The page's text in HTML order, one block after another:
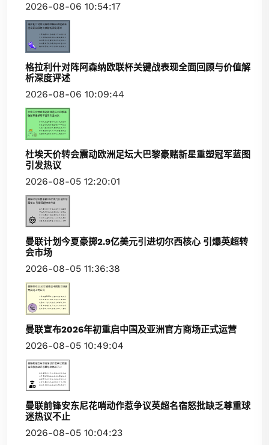
2026-08-06 10:54:17
格拉利什对阵阿森纳欧联杯关键战表现全面回顾与价值解
析深度评述
2026-08-06 10:09:44
杜埃天价转会震动欧洲足坛大巴黎豪赌新星重塑冠军蓝图
引发热议
2026-08-05 12:20:01
曼联计划今夏豪掷2.9亿美元引进切尔西核心 引爆英超转
会市场
2026-08-05 11:36:38
曼联宣布2026年初重启中国及亚洲官方商场正式运营
2026-08-05 10:49:04
曼联前锋安东尼花哨动作惹争议英超名宿怒批缺乏尊重球
迷热议不止
2026-08-05 10:04:23